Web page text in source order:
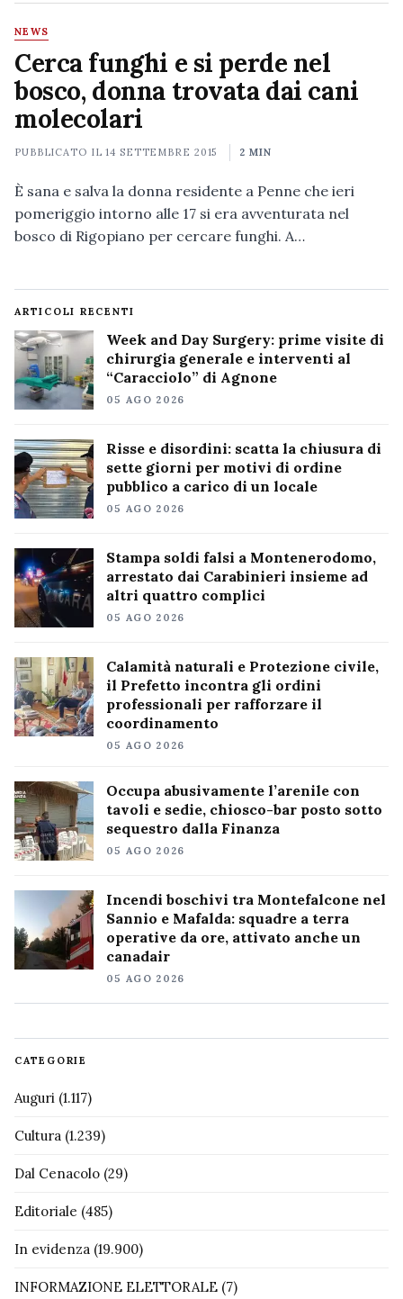
NEWS
Cerca funghi e si perde nel
bosco, donna trovata dai cani
molecolari
PUBBLICATO IL14 SETTEMBRE 2015 2 MIN
È sana e salva la donna residente a Penne che ieri
pomeriggio intorno alle 17 si era avventurata nel
bosco di Rigopiano per cercare funghi. A…
ARTICOLI RECENTI
Week and Day Surgery: prime visite di
chirurgia generale e interventi al
“Caracciolo” di Agnone
05 AGO 2026
Risse e disordini: scatta la chiusura di
sette giorni per motivi di ordine
pubblico a carico di un locale
05 AGO 2026
Stampa soldi falsi a Montenerodomo,
arrestato dai Carabinieri insieme ad
altri quattro complici
05 AGO 2026
Calamità naturali e Protezione civile,
il Prefetto incontra gli ordini
professionali per rafforzare il
coordinamento
05 AGO 2026
Occupa abusivamente l’arenile con
tavoli e sedie, chiosco-bar posto sotto
sequestro dalla Finanza
05 AGO 2026
Incendi boschivi tra Montefalcone nel
Sannio e Mafalda: squadre a terra
operative da ore, attivato anche un
canadair
05 AGO 2026
CATEGORIE
Auguri (1.117)
Cultura (1.239)
Dal Cenacolo (29)
Editoriale (485)
In evidenza (19.900)
INFORMAZIONE ELETTORALE (7)